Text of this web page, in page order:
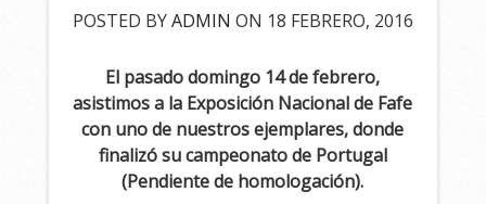
POSTED BYADMIN ON 18 FEBRERO, 2016
El pasado domingo 14 de febrero,
asistimos a la Exposición Nacional de Fafe
con uno de nuestros ejemplares, donde
finalizó su campeonato de Portugal
(Pendiente de homologación).